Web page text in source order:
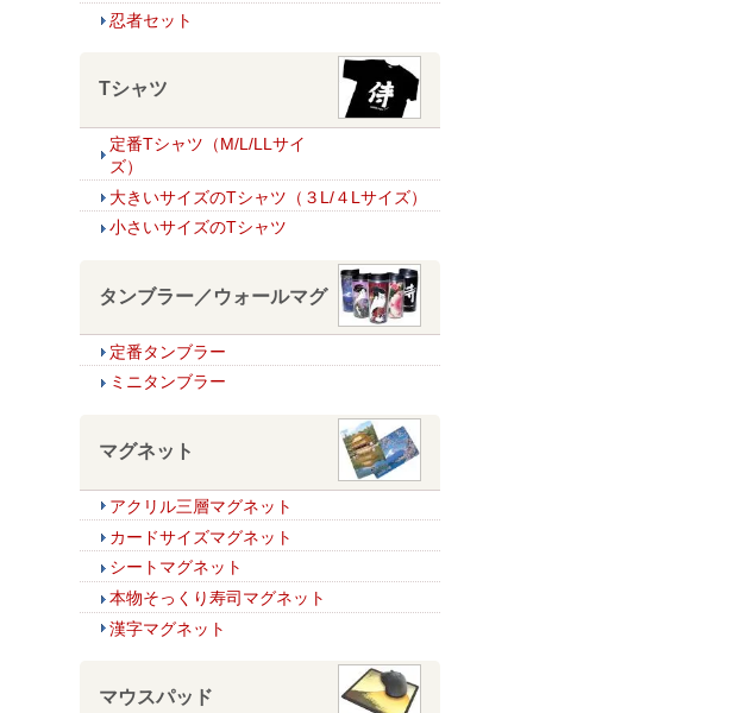
忍者セット
Tシャツ
定番Tシャツ（M/L/LLサイ
ズ）
大きいサイズのTシャツ（３L/４Lサイズ）
小さいサイズのTシャツ
タンブラー／ウォールマグ
定番タンブラー
ミニタンブラー
マグネット
アクリル三層マグネット
カードサイズマグネット
シートマグネット
本物そっくり寿司マグネット
漢字マグネット
マウスパッド